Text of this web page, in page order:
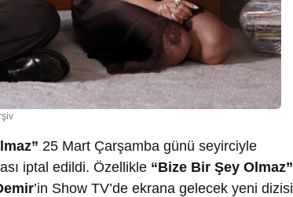
25 Mart Çarşamba günü seyirciyle
iptal edildi. Özellikle “Bize Bir Şey Olmaz”
’in Show TV’de ekrana gelecek yeni dizisi